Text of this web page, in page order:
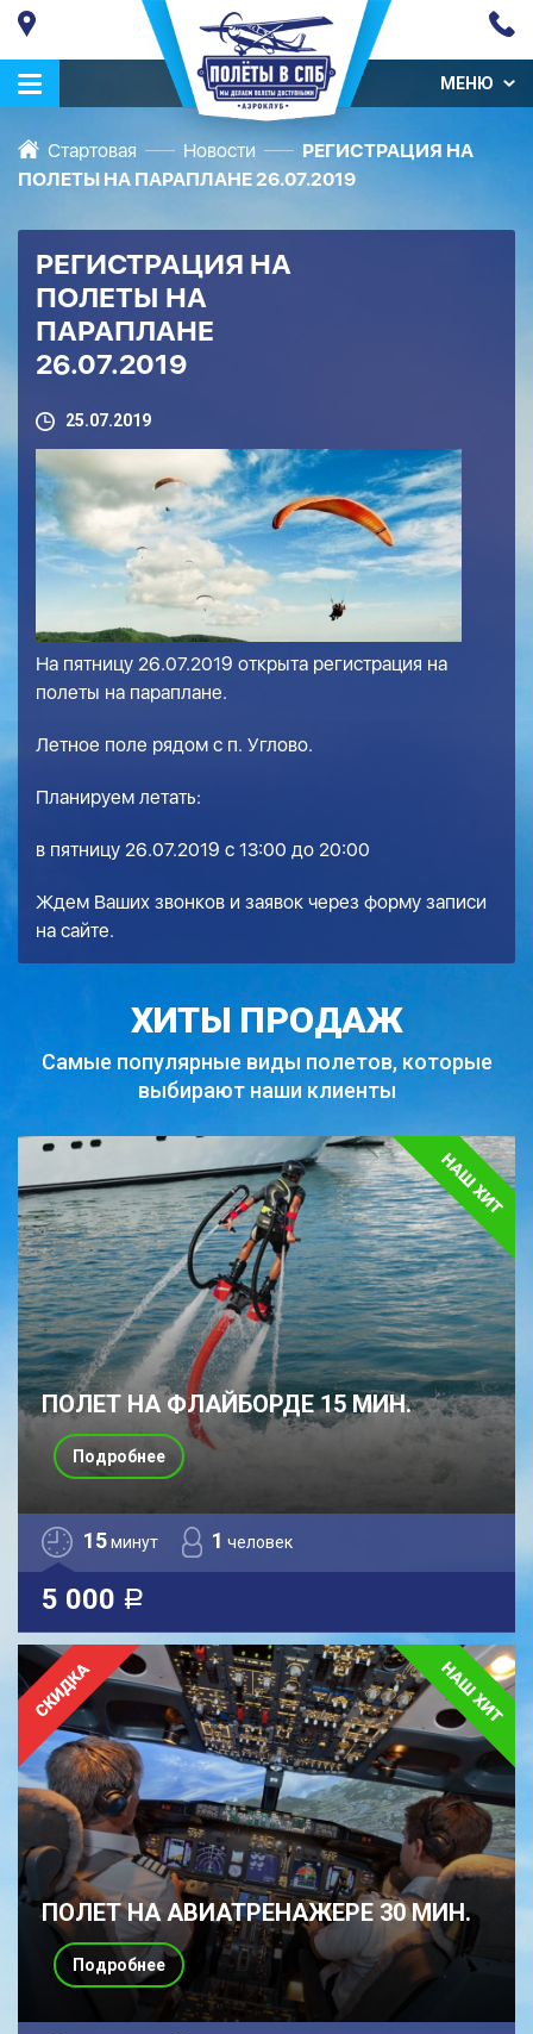
МЕНЮ
Стартовая Новости
РЕГИСТРАЦИЯ НА
ПОЛЕТЫ НА ПАРАПЛАНЕ 26.07.2019
РЕГИСТРАЦИЯ НА
ПОЛЕТЫ НА
ПАРАПЛАНЕ
26.07.2019
25.07.2019
На пятницу 26.07.2019 открыта регистрация на
полеты на параплане.
Летное поле рядом с п. Углово.
Планируем летать:
в пятницу 26.07.2019 с 13:00 до 20:00
Ждем Ваших звонков и заявок через форму записи
на сайте.
ХИТЫ ПРОДАЖ
Самые популярные виды полетов, которые
выбирают наши клиенты
ПОЛЕТ НА ФЛАЙБОРДЕ 15 МИН.
15минут 1 человек
5 000 a
Подробнее
ПОЛЕТ НА АВИАТРЕНАЖЕРЕ 30 МИН.
Подробнее